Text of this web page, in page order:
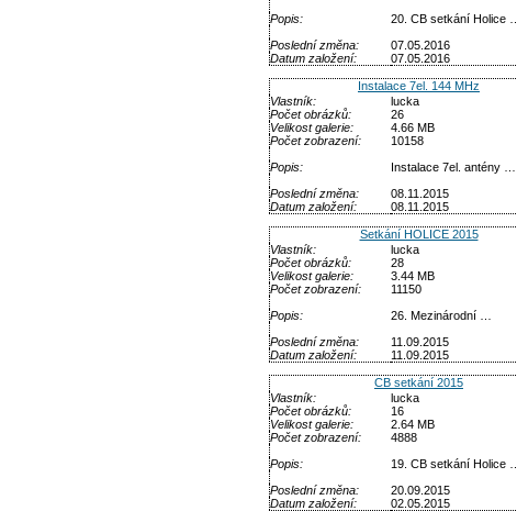
Popis:
20. CB setkání Holice …
Poslední změna:
07.05.2016
Datum založení:
07.05.2016
Instalace 7el. 144 MHz
Vlastník:
lucka
Počet obrázků:
26
Velikost galerie:
4.66 MB
Počet zobrazení:
10158
Popis:
Instalace 7el. antény …
Poslední změna:
08.11.2015
Datum založení:
08.11.2015
Setkání HOLICE 2015
Vlastník:
lucka
Počet obrázků:
28
Velikost galerie:
3.44 MB
Počet zobrazení:
11150
Popis:
26. Mezinárodní …
Poslední změna:
11.09.2015
Datum založení:
11.09.2015
CB setkání 2015
Vlastník:
lucka
Počet obrázků:
16
Velikost galerie:
2.64 MB
Počet zobrazení:
4888
Popis:
19. CB setkání Holice …
Poslední změna:
20.09.2015
Datum založení:
02.05.2015